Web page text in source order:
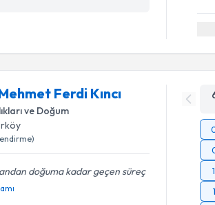
Ferdi Kıncı
ve Doğum
doğuma kadar geçen süreç